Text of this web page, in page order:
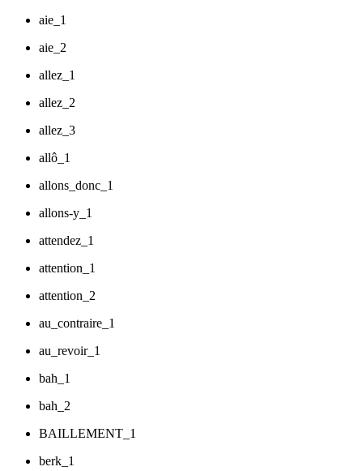
aie_1
aie_2
allez_1
allez_2
allez_3
allô_1
allons_donc_1
allons-y_1
attendez_1
attention_1
attention_2
au_contraire_1
au_revoir_1
bah_1
bah_2
BAILLEMENT_1
berk_1